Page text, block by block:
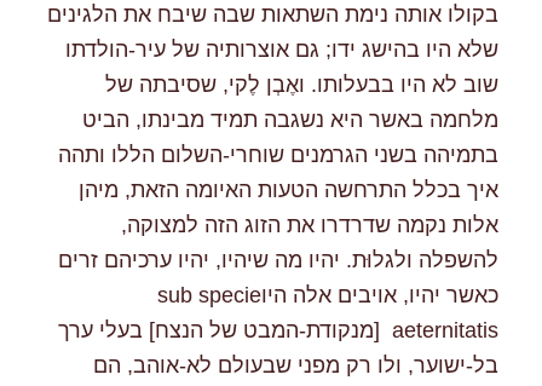
בקולו אותה נימת השתאות שבה שיבח את הלגינים
שלא היו בהישג ידו; גם אוצרותיה של עיר-הולדתו
שוב לא היו בבעלותו. ואֶבְן לֶקי, שסיבתה של
מלחמה באשר היא נשגבה תמיד מבינתו, הביט
בתמיהה בשני הגרמנים שוחרי-השלום הללו ותהה
איך בכלל התרחשה הטעות האיומה הזאת, מיהן
אלות נקמה שדרדרו את הזוג הזה למצוקה,
להשפלה ולגלוּת. יהיו מה שיהיו, יהיו ערכיהם זרים
כאשר יהיו, אויבים אלה היוsub specie
aeternitatis [מנקודת-המבט של הנצח] בעלי ערך
בל-ישוער, ולו רק מפני שבעולם לא-אוהב, הם